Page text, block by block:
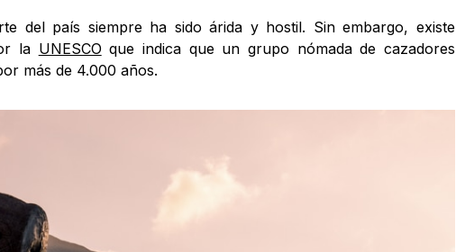
del país siempre ha sido árida y hostil. Sin embargo, existe
la UNESCO que indica que un grupo nómada de cazadores
más de 4.000 años.